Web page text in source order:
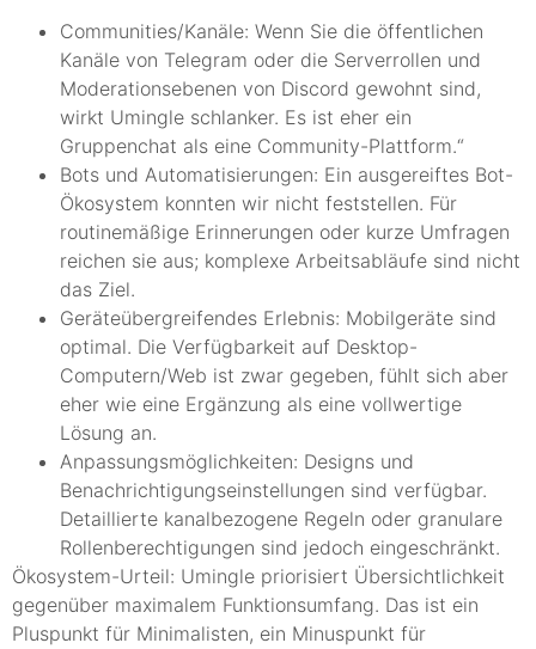
Communities/Kanäle: Wenn Sie die öffentlichen
Kanäle von Telegram oder die Serverrollen und
Moderationsebenen von Discord gewohnt sind,
wirkt Umingle schlanker. Es ist eher ein
Gruppenchat als eine Community-Plattform.“
Bots und Automatisierungen: Ein ausgereiftes Bot-
Ökosystem konnten wir nicht feststellen. Für
routinemäßige Erinnerungen oder kurze Umfragen
reichen sie aus; komplexe Arbeitsabläufe sind nicht
das Ziel.
Geräteübergreifendes Erlebnis: Mobilgeräte sind
optimal. Die Verfügbarkeit auf Desktop-
Computern/Web ist zwar gegeben, fühlt sich aber
eher wie eine Ergänzung als eine vollwertige
Lösung an.
Anpassungsmöglichkeiten: Designs und
Benachrichtigungseinstellungen sind verfügbar.
Detaillierte kanalbezogene Regeln oder granulare
Rollenberechtigungen sind jedoch eingeschränkt.
Ökosystem-Urteil: Umingle priorisiert Übersichtlichkeit
gegenüber maximalem Funktionsumfang. Das ist ein
Pluspunkt für Minimalisten, ein Minuspunkt für